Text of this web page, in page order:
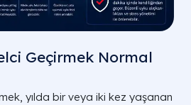
Geçirmek Normal
yılda bir veya iki kez yaşanan